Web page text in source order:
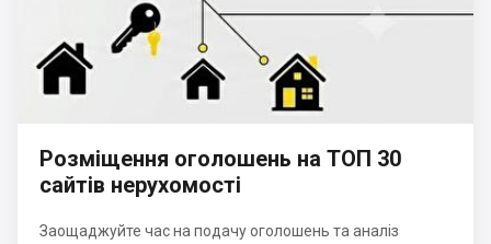
Розміщення оголошень на ТОП 30
сайтів нерухомості
Заощаджуйте час на подачу оголошень та аналіз